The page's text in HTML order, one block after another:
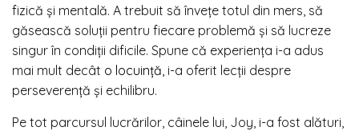
fizică și mentală. A trebuit să învețe totul din mers, să
găsească soluții pentru fiecare problemă și să lucreze
singur în condiții dificile. Spune că experiența i-a adus
mai mult decât o locuință, i-a oferit lecții despre
perseverență și echilibru.
Pe tot parcursul lucrărilor, câinele lui, Joy, i-a fost alături,